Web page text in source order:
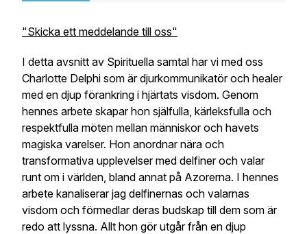
"Skicka ett meddelande till oss"
I detta avsnitt av Spirituella samtal har vi med oss
Charlotte Delphi som är djurkommunikatör och healer
med en djup förankring i hjärtats visdom. Genom
hennes arbete skapar hon själfulla, kärleksfulla och
respektfulla möten mellan människor och havets
magiska varelser. Hon anordnar nära och
transformativa upplevelser med delfiner och valar
runt om i världen, bland annat på Azorerna. I hennes
arbete kanaliserar jag delfinernas och valarnas
visdom och förmedlar deras budskap till dem som är
redo att lyssna. Allt hon gör utgår från en djup